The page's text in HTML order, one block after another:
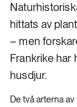
hittats av
– men
Frankrike har
husdjur.
De två arterna